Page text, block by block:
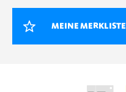
MEINE MERKLISTE